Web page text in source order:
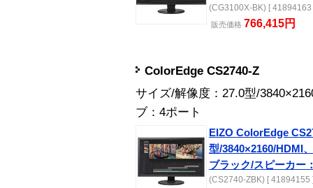
(CG3100X-BK) [ 41894163
販売価格 766,415円
ColorEdge CS2740-Z
サイズ/解像度：27.0型/
ブ：4ポート
EIZO ColorEdge
型/3840×2160/HDMI
ブラック/スピーカー
(CS2740-ZBK) [ 41894155